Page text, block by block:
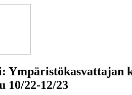
Ympäristökasvattajan
10/22-12/23